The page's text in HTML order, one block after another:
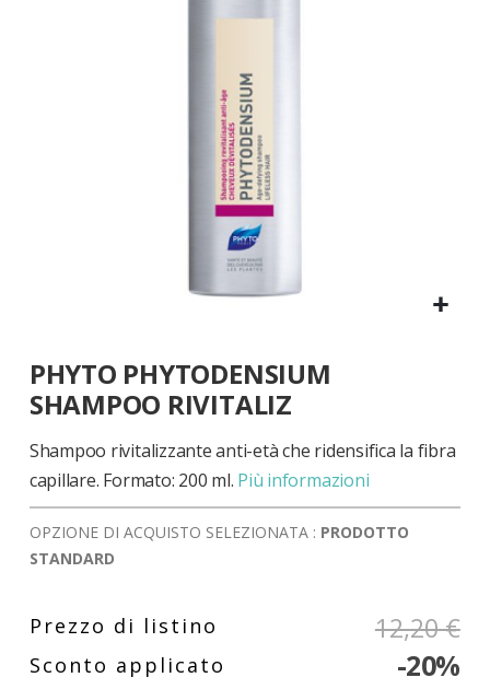
all'inizio
della
galleria
di
immagini
PHYTO PHYTODENSIUM
SHAMPOO RIVITALIZ
Shampoo rivitalizzante anti-età che ridensifica la fibra
capillare. Formato: 200 ml. Più informazioni
OPZIONE DI ACQUISTO SELEZIONATA : PRODOTTO
STANDARD
12,20 €
-20%